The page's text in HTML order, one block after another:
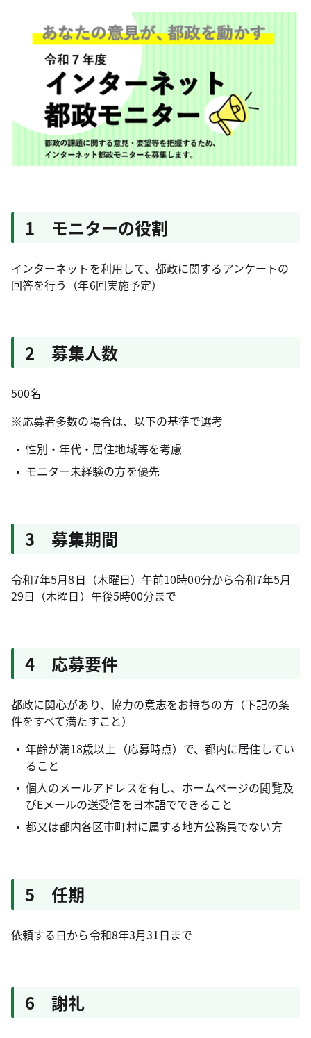
1 モニターの役割
インターネットを利用して、都政に関するアンケートの
回答を行う（年6回実施予定）
2 募集人数
500名
※応募者多数の場合は、以下の基準で選考
性別・年代・居住地域等を考慮
モニター未経験の方を優先
3 募集期間
令和7年5月8日（木曜日）午前10時00分から令和7年5月
29日（木曜日）午後5時00分まで
4 応募要件
都政に関心があり、協力の意志をお持ちの方（下記の条
件をすべて満たすこと）
年齢が満18歳以上（応募時点）で、都内に居住してい
ること
個人のメールアドレスを有し、ホームページの閲覧及
びEメールの送受信を日本語でできること
都又は都内各区市町村に属する地方公務員でない方
5 任期
依頼する日から令和8年3月31日まで
6 謝礼